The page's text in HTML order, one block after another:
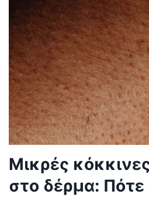
Μικρές
στο δέρμα: Πότε